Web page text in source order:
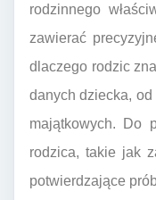
rodzinnego
zawierać
dlaczego rodzic
danych dziecka,
majątkowych. Do
rodzica, takie jak
potwierdzające